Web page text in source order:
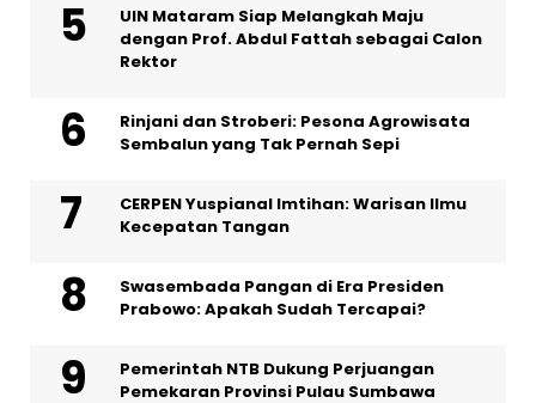
UIN Mataram Siap Melangkah Maju
dengan Prof. Abdul Fattah sebagai Calon
Rektor
Rinjani dan Stroberi: Pesona Agrowisata
Sembalun yang Tak Pernah Sepi
CERPEN Yuspianal Imtihan: Warisan Ilmu
Kecepatan Tangan
Swasembada Pangan di Era Presiden
Prabowo: Apakah Sudah Tercapai?
Pemerintah NTB Dukung Perjuangan
Pemekaran Provinsi Pulau Sumbawa